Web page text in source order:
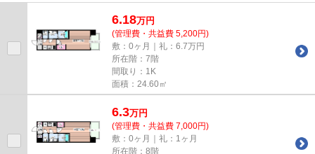
6.18万円
(管理費・共益費 5,200円)
敷：0ヶ月｜礼：6.7万円
所在階：7階
間取り：1K
面積：24.60㎡
6.3万円
(管理費・共益費 7,000円)
敷：0ヶ月｜礼：1ヶ月
所在階：8階